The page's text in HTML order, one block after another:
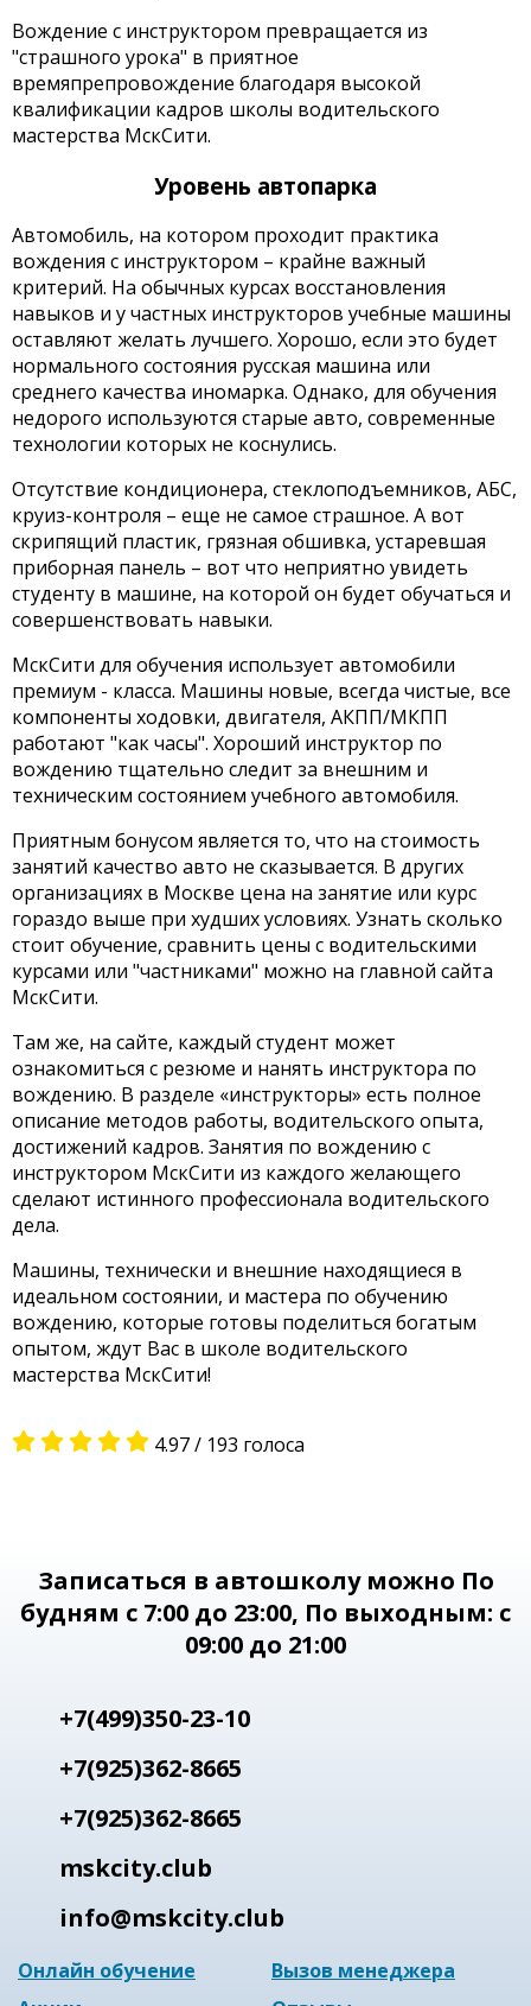
Вождение с инструктором превращается из
"страшного урока" в приятное
времяпрепровождение благодаря высокой
квалификации кадров школы водительского
мастерства МскСити.
Уровень автопарка
Автомобиль, на котором проходит практика
вождения с инструктором – крайне важный
критерий. На обычных курсах восстановления
навыков и у частных инструкторов учебные машины
оставляют желать лучшего. Хорошо, если это будет
нормального состояния русская машина или
среднего качества иномарка. Однако, для обучения
недорого используются старые авто, современные
технологии которых не коснулись.
Отсутствие кондиционера, стеклоподъемников, АБС,
круиз-контроля – еще не самое страшное. А вот
скрипящий пластик, грязная обшивка, устаревшая
приборная панель – вот что неприятно увидеть
студенту в машине, на которой он будет обучаться и
совершенствовать навыки.
МскСити для обучения использует автомобили
премиум - класса. Машины новые, всегда чистые, все
компоненты ходовки, двигателя, АКПП/МКПП
работают "как часы". Хороший инструктор по
вождению тщательно следит за внешним и
техническим состоянием учебного автомобиля.
Приятным бонусом является то, что на стоимость
занятий качество авто не сказывается. В других
организациях в Москве цена на занятие или курс
гораздо выше при худших условиях. Узнать сколько
стоит обучение, сравнить цены с водительскими
курсами или "частниками" можно на главной сайта
МскСити.
Там же, на сайте, каждый студент может
ознакомиться с резюме и нанять инструктора по
вождению. В разделе «инструкторы» есть полное
описание методов работы, водительского опыта,
достижений кадров. Занятия по вождению с
инструктором МскСити из каждого желающего
сделают истинного профессионала водительского
дела.
Машины, технически и внешние находящиеся в
идеальном состоянии, и мастера по обучению
вождению, которые готовы поделиться богатым
опытом, ждут Вас в школе водительского
мастерства МскСити!
4.97/ 193 голоса
Записаться в автошколу можно По
будням с 7:00 до 23:00, По выходным: с
09:00 до 21:00
+7(499)350-23-10
+7(925)362-8665
+7(925)362-8665
mskcity.club
info@mskcity.club
Онлайн обучение
Вызов менеджера